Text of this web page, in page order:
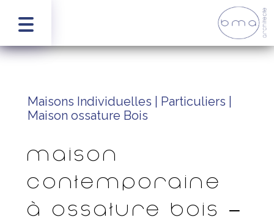
Maisons Individuelles | Particuliers |
Maison ossature Bois
Maison
contemporaine
à ossature bois –